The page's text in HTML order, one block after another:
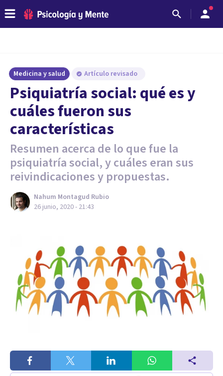
Medicina y salud Artículo revisado
Psiquiatría social: qué es y
cuáles fueron sus
características
Resumen acerca de lo que fue la
psiquiatría social, y cuáles eran sus
reivindicaciones y propuestas.
Nahum Montagud Rubio
26 junio, 2020 - 21:43